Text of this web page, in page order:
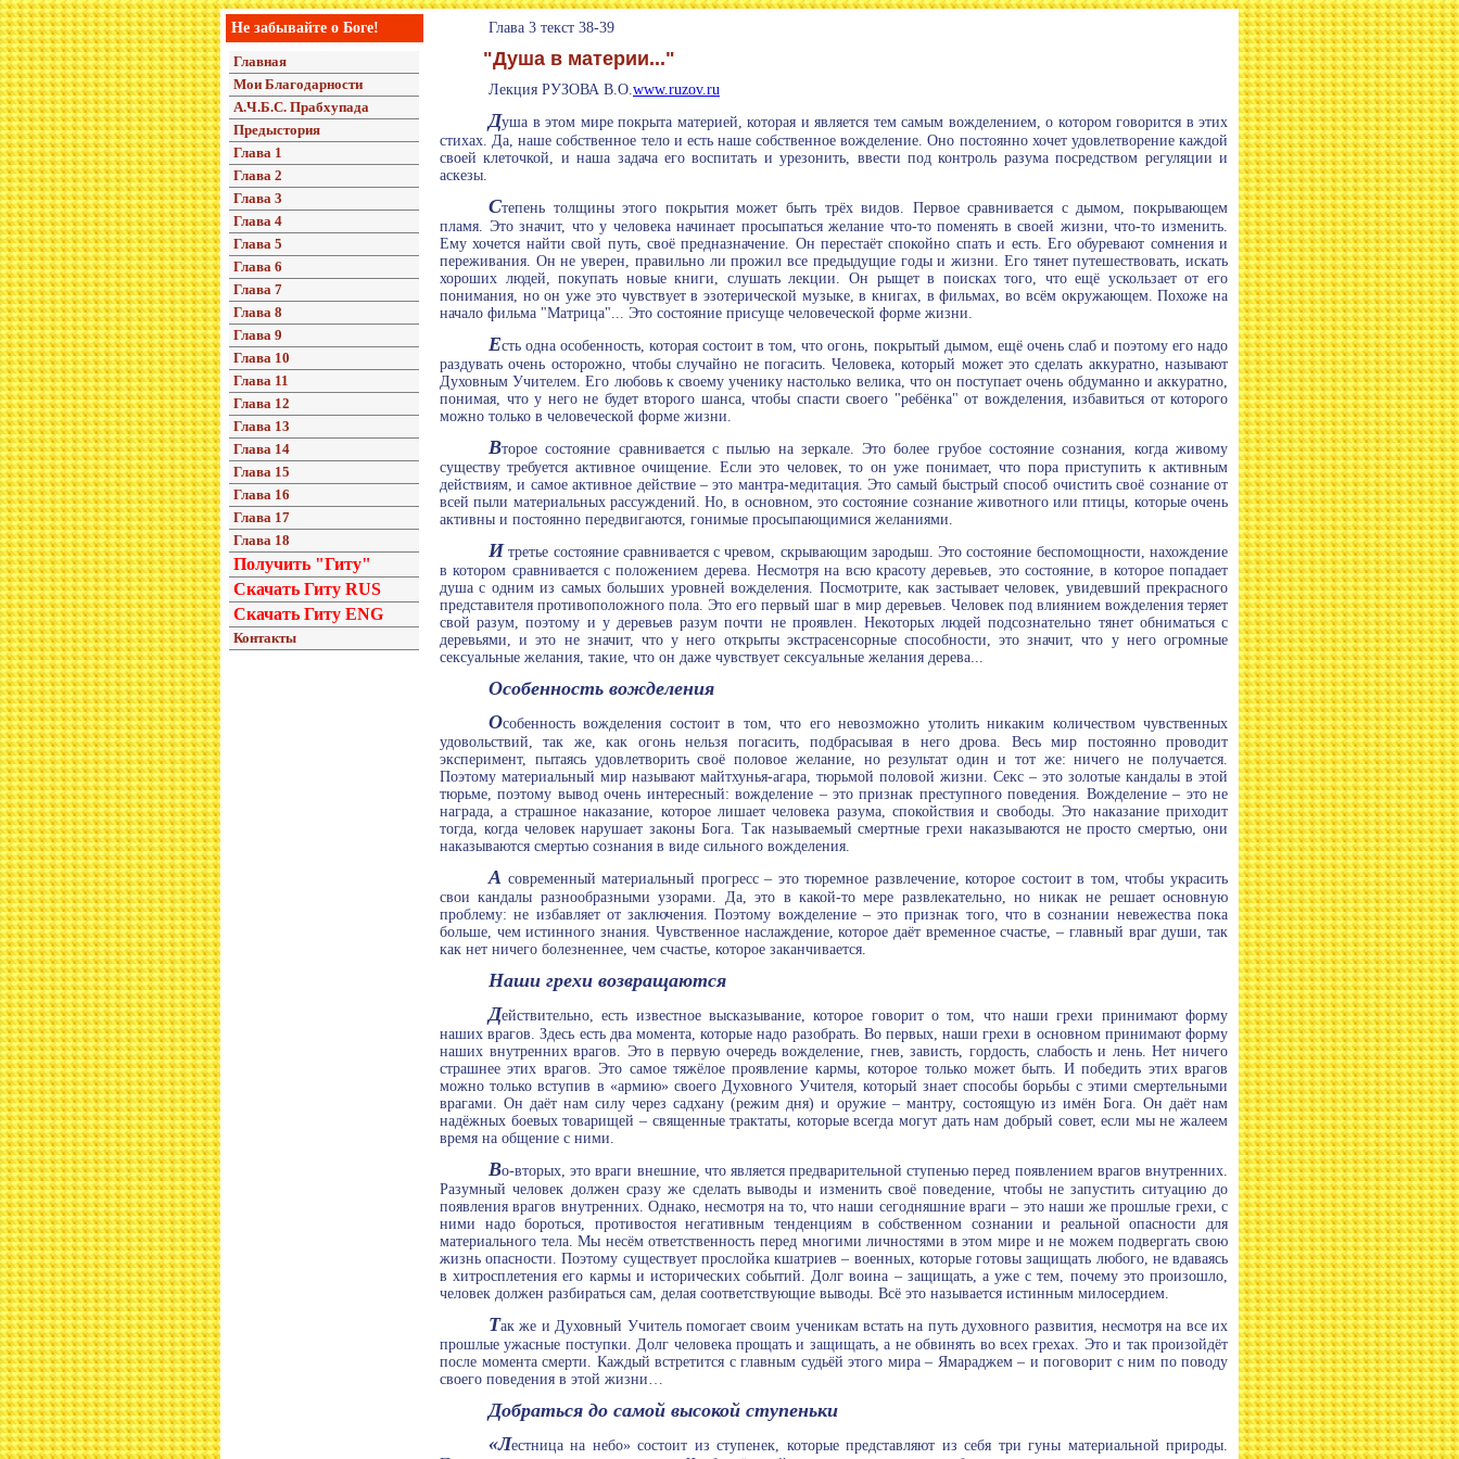
Не забывайте о Боге!
Главная
Мои Благодарности
А.Ч.Б.С. Прабхупада
Предыстория
Глава 1
Глава 2
Глава 3
Глава 4
Глава 5
Глава 6
Глава 7
Глава 8
Глава 9
Глава 10
Глава 11
Глава 12
Глава 13
Глава 14
Глава 15
Глава 16
Глава 17
Глава 18
Получить "Гиту"
Скачать Гиту RUS
Скачать Гиту ENG
Контакты
Глава 3 текст 38-39
"Душа в материи..."
Лекция РУЗОВА В.О.www.ruzov.ru
Душа в этом мире покрыта материей, которая и является тем самым вожделением, о котором говорится в этих
стихах. Да, наше собственное тело и есть наше собственное вожделение. Оно постоянно хочет удовлетворение каждой
своей клеточкой, и наша задача его воспитать и урезонить, ввести под контроль разума посредством регуляции и
аскезы.
Степень толщины этого покрытия может быть трёх видов. Первое сравнивается с дымом, покрывающем
пламя. Это значит, что у человека начинает просыпаться желание что-то поменять в своей жизни, что-то изменить.
Ему хочется найти свой путь, своё предназначение. Он перестаёт спокойно спать и есть. Его обуревают сомнения и
переживания. Он не уверен, правильно ли прожил все предыдущие годы и жизни. Его тянет путешествовать, искать
хороших людей, покупать новые книги, слушать лекции. Он рыщет в поисках того, что ещё ускользает от его
понимания, но он уже это чувствует в эзотерической музыке, в книгах, в фильмах, во всём окружающем. Похоже на
начало фильма "Матрица"... Это состояние присуще человеческой форме жизни.
Есть одна особенность, которая состоит в том, что огонь, покрытый дымом, ещё очень слаб и поэтому его надо
раздувать очень осторожно, чтобы случайно не погасить. Человека, который может это сделать аккуратно, называют
Духовным Учителем. Его любовь к своему ученику настолько велика, что он поступает очень обдуманно и аккуратно,
понимая, что у него не будет второго шанса, чтобы спасти своего "ребёнка" от вожделения, избавиться от которого
можно только в человеческой форме жизни.
Второе состояние сравнивается с пылью на зеркале. Это более грубое состояние сознания, когда живому
существу требуется активное очищение. Если это человек, то он уже понимает, что пора приступить к активным
действиям, и самое активное действие – это мантра-медитация. Это самый быстрый способ очистить своё сознание от
всей пыли материальных рассуждений. Но, в основном, это состояние сознание животного или птицы, которые очень
активны и постоянно передвигаются, гонимые просыпающимися желаниями.
И третье состояние сравнивается с чревом, скрывающим зародыш. Это состояние беспомощности, нахождение
в котором сравнивается с положением дерева. Несмотря на всю красоту деревьев, это состояние, в которое попадает
душа с одним из самых больших уровней вожделения. Посмотрите, как застывает человек, увидевший прекрасного
представителя противоположного пола. Это его первый шаг в мир деревьев. Человек под влиянием вожделения теряет
свой разум, поэтому и у деревьев разум почти не проявлен. Некоторых людей подсознательно тянет обниматься с
деревьями, и это не значит, что у него открыты экстрасенсорные способности, это значит, что у него огромные
сексуальные желания, такие, что он даже чувствует сексуальные желания дерева...
Особенность вожделения
Особенность вожделения состоит в том, что его невозможно утолить никаким количеством чувственных
удовольствий, так же, как огонь нельзя погасить, подбрасывая в него дрова. Весь мир постоянно проводит
эксперимент, пытаясь удовлетворить своё половое желание, но результат один и тот же: ничего не получается.
Поэтому материальный мир называют майтхунья-агара, тюрьмой половой жизни. Секс – это золотые кандалы в этой
тюрьме, поэтому вывод очень интересный: вожделение – это признак преступного поведения. Вожделение – это не
награда, а страшное наказание, которое лишает человека разума, спокойствия и свободы. Это наказание приходит
тогда, когда человек нарушает законы Бога. Так называемый смертные грехи наказываются не просто смертью, они
наказываются смертью сознания в виде сильного вожделения.
А современный материальный прогресс – это тюремное развлечение, которое состоит в том, чтобы украсить
свои кандалы разнообразными узорами. Да, это в какой-то мере развлекательно, но никак не решает основную
проблему: не избавляет от заключения. Поэтому вожделение – это признак того, что в сознании невежества пока
больше, чем истинного знания. Чувственное наслаждение, которое даёт временное счастье, – главный враг души, так
как нет ничего болезненнее, чем счастье, которое заканчивается.
Наши грехи возвращаются
Действительно, есть известное высказывание, которое говорит о том, что наши грехи принимают форму
наших врагов. Здесь есть два момента, которые надо разобрать. Во первых, наши грехи в основном принимают форму
наших внутренних врагов. Это в первую очередь вожделение, гнев, зависть, гордость, слабость и лень. Нет ничего
страшнее этих врагов. Это самое тяжёлое проявление кармы, которое только может быть. И победить этих врагов
можно только вступив в «армию» своего Духовного Учителя, который знает способы борьбы с этими смертельными
врагами. Он даёт нам силу через садхану (режим дня) и оружие – мантру, состоящую из имён Бога. Он даёт нам
надёжных боевых товарищей – священные трактаты, которые всегда могут дать нам добрый совет, если мы не жалеем
время на общение с ними.
Во-вторых, это враги внешние, что является предварительной ступенью перед появлением врагов внутренних.
Разумный человек должен сразу же сделать выводы и изменить своё поведение, чтобы не запустить ситуацию до
появления врагов внутренних. Однако, несмотря на то, что наши сегодняшние враги – это наши же прошлые грехи, с
ними надо бороться, противостоя негативным тенденциям в собственном сознании и реальной опасности для
материального тела. Мы несём ответственность перед многими личностями в этом мире и не можем подвергать свою
жизнь опасности. Поэтому существует прослойка кшатриев – военных, которые готовы защищать любого, не вдаваясь
в хитросплетения его кармы и исторических событий. Долг воина – защищать, а уже с тем, почему это произошло,
человек должен разбираться сам, делая соответствующие выводы. Всё это называется истинным милосердием.
Так же и Духовный Учитель помогает своим ученикам встать на путь духовного развития, несмотря на все их
прошлые ужасные поступки. Долг человека прощать и защищать, а не обвинять во всех грехах. Это и так произойдёт
после момента смерти. Каждый встретится с главным судьёй этого мира – Ямараджем – и поговорит с ним по поводу
своего поведения в этой жизни…
Добраться до самой высокой ступеньки
«Лестница на небо» состоит из ступенек, которые представляют из себя три гуны материальной природы.